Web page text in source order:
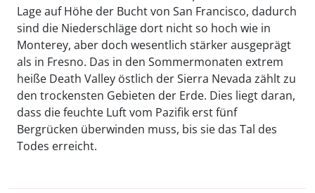
Lage auf Höhe der Bucht von San Francisco, dadurch
sind die Niederschläge dort nicht so hoch wie in
Monterey, aber doch wesentlich stärker ausgeprägt
als in Fresno. Das in den Sommermonaten extrem
heiße Death Valley östlich der Sierra Nevada zählt zu
den trockensten Gebieten der Erde. Dies liegt daran,
dass die feuchte Luft vom Pazifik erst fünf
Bergrücken überwinden muss, bis sie das Tal des
Todes erreicht.